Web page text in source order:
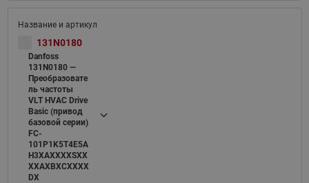
131N0180
Danfoss
131N0180 —
Преобразовате
ль частоты
VLT HVAC Drive
Basic (привод
базовой серии)
FC-
101P1K5T4E5A
H3XAXXXXSXX
XXAXBXCXXXX
DX